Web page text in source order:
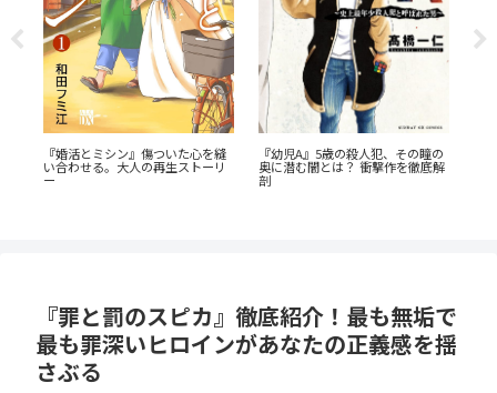
『婚活とミシン』傷ついた心を縫
い合わせる。大人の再生ストーリ
ー
『幼児A』5歳の殺人犯、その瞳の
奥に潜む闇とは？ 衝撃作を徹底解
剖
『罪と罰のスピカ』徹底紹介！最も無垢で
最も罪深いヒロインがあなたの正義感を揺
さぶる